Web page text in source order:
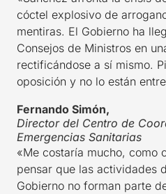
cóctel explosivo de
mentiras. El Gobierno ha
Consejos de Ministros en
rectificándose a sí mismo.
oposición y no lo están
Fernando Simón,
Director del Centro de
Emergencias Sanitarias
«Me costaría mucho, como
pensar que las actividades
Gobierno no forman parte